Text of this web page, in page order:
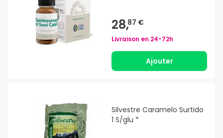
28,87 €
Livraison en 24-72h
Ajouter
Silvestre Caramelo Surtido
1 S/glu *